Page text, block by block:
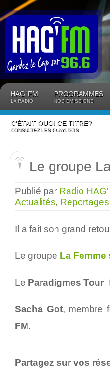
HAG’ FM
LA RADIO
PROGRAMMES
NOS ÉMISSIONS
C’ÉTAIT QUOI CE TITRE?
CONSULTEZ LES PLAYLISTS
Le groupe
Publié par Radio
Actualités, Reportages
Il a fait son grand
Le groupe La Femme
Le Paradigmes Tour
Sacha Got, membre
FM.
Partagez sur vos
Panneau de gestion des cookies